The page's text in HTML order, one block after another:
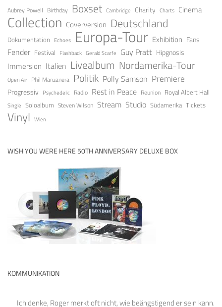
Aubrey Powell Birthday Boxset Cambridge Charity Charts Cinema
Collection Coverversion Deutschland
Dokumentation Echoes Europa-Tour Exhibition Fans
Fender Festival Flashback Gerald Scarfe Guy Pratt Hipgnosis
Immersion Italien Livealbum Nordamerika-Tour
Open Air Phil Manzanera Politik Polly Samson Premiere
Progressiv Psychedelic Radio Rest in Peace Reunion Royal Albert Hall
Single Soloalbum Steven Wilson Stream Studio Südamerika Tickets
Vinyl Wien
WISH YOU WERE HERE 50TH ANNIVERSARY DELUXE BOX
KOMMUNIKATION
Ich denke, Roger merkt oft nicht, wie beängstigend er sein kann.